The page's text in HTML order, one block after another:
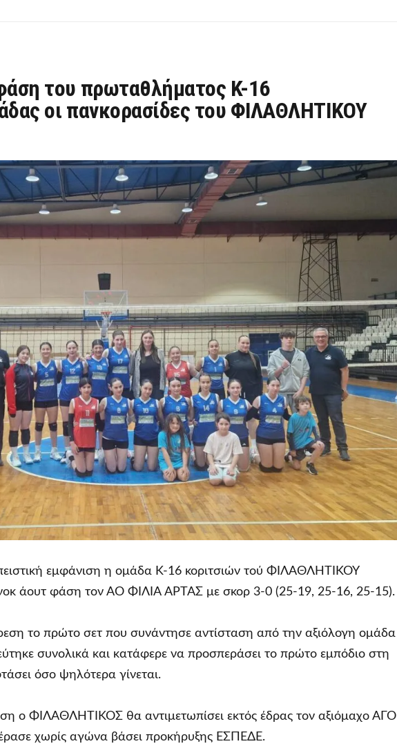
του πρωταθλήματος Κ-16
οι πανκορασίδες του ΦΙΛΑΘΛΗΤΙΚΟΥ
εμφάνιση η ομάδα Κ-16 κοριτσιών τού ΦΙΛΑΘΛΗΤΙΚΟΥ
νοκ άουτ φάση τον ΑΟ ΦΙΛΙΑ ΑΡΤΑΣ με σκορ 3-0 (25-19, 25-16, 25-15).
το πρώτο σετ που συνάντησε αντίσταση από την αξιόλογη ομάδα
συνολικά και κατάφερε να προσπεράσει το πρώτο εμπόδιο στη
όσο ψηλότερα γίνεται.
ο ΦΙΛΑΘΛΗΤΙΚΟΣ θα αντιμετωπίσει εκτός έδρας τον αξιόμαχο ΑΓΟ
χωρίς αγώνα βάσει προκήρυξης ΕΣΠΕΔΕ.